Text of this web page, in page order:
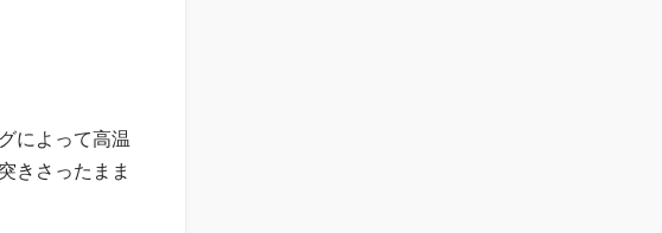
によって高温
きさったまま